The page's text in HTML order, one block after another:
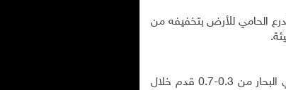
الحامي للأرض بتخفيفه من
ارتفاع درجات حرارة الأرض عن معدلها الطبيعي ما بين 0.4-0.8 درجة مئوية وارتفاع مستوى المياه في البحار من 0.3-0.7 قدم خلال